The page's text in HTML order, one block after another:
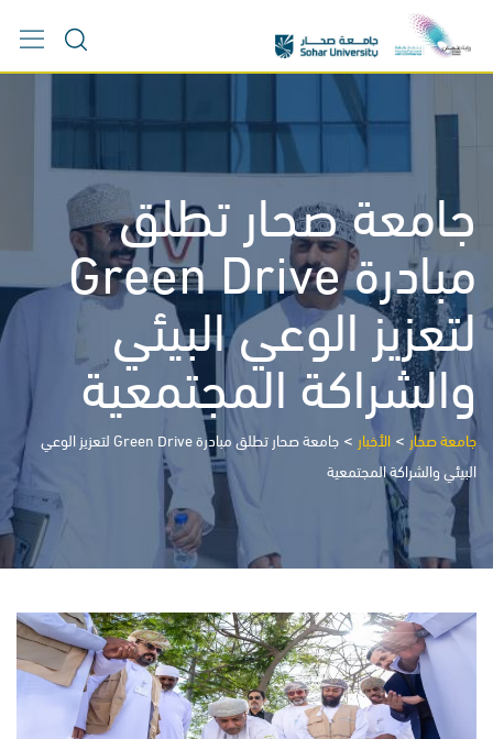
content
جامعة صحار تطلق
مبادرة Green Drive
لتعزيز الوعي البيئي
والشراكة المجتمعية
جامعة صحار > الأخبار >
جامعة صحار تطلق مبادرة Green Drive لتعزيز الوعي
البيئي والشراكة المجتمعية